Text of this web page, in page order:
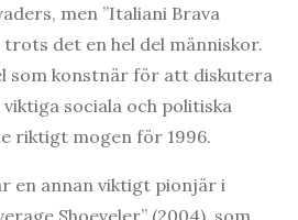
men ”Italiani Brava
det en hel del människor.
som konstnär för att diskutera
sociala och politiska
riktigt mogen för 1996.
en annan viktigt pionjär i
Shoeveler” (2004), som